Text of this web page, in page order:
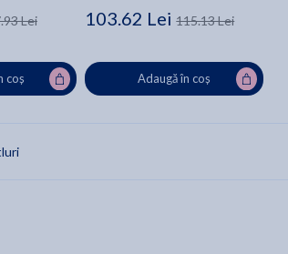
Lei
coș
103.62 Lei 115.13 Lei
Adaugă în coș